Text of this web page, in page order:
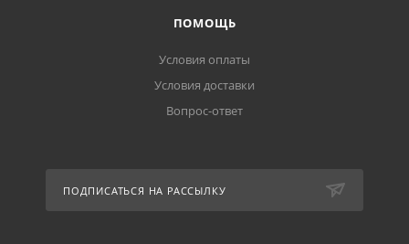
ПОМОЩЬ
Условия оплаты
Условия доставки
Вопрос-ответ
ПОДПИСАТЬСЯ НА РАССЫЛКУ